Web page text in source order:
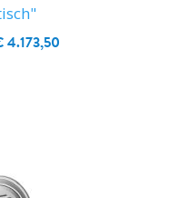
4.173,50